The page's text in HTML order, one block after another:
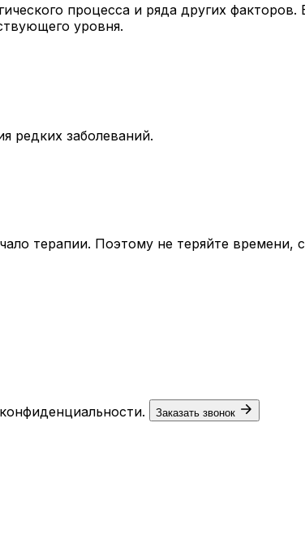
процесса и ряда других
уровня.
редких заболеваний.
терапии. Поэтому не теряйте времени,
. Заказать звонок